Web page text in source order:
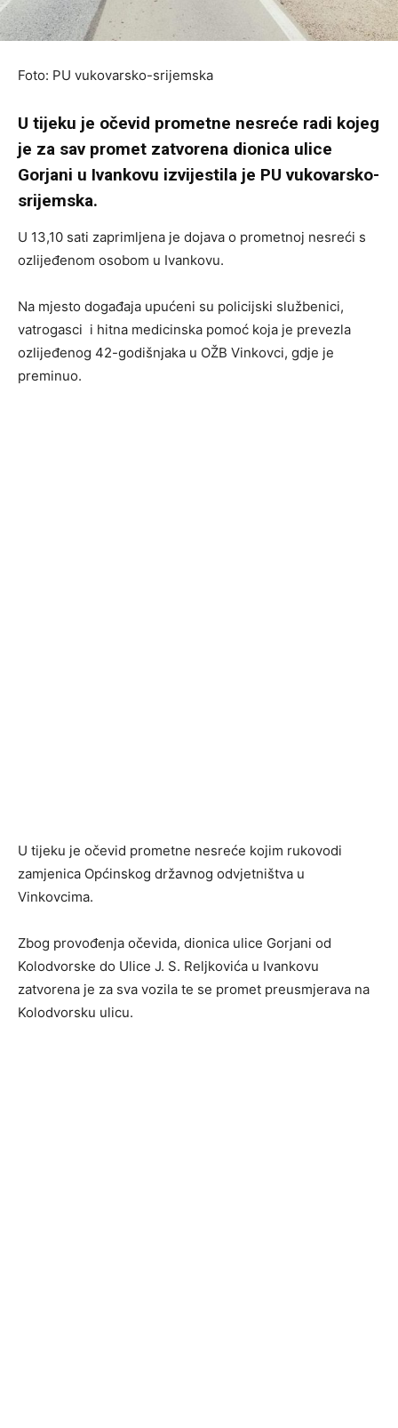
Foto: PU vukovarsko-srijemska
U tijeku je očevid prometne nesreće radi kojeg
je za sav promet zatvorena dionica ulice
Gorjani u Ivankovu izvijestila je PU vukovarsko-
srijemska.
U 13,10 sati zaprimljena je dojava o prometnoj nesreći s
ozlijeđenom osobom u Ivankovu.
Na mjesto događaja upućeni su policijski službenici,
vatrogasci i hitna medicinska pomoć koja je prevezla
ozlijeđenog 42-godišnjaka u OŽB Vinkovci, gdje je
preminuo.
U tijeku je očevid prometne nesreće kojim rukovodi
zamjenica Općinskog državnog odvjetništva u
Vinkovcima.
Zbog provođenja očevida, dionica ulice Gorjani od
Kolodvorske do Ulice J. S. Reljkovića u Ivankovu
zatvorena je za sva vozila te se promet preusmjerava na
Kolodvorsku ulicu.